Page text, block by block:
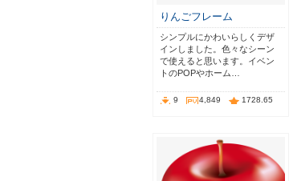
りんごフレーム
シンプルにかわいらしくデザ
インしました。色々なシーン
で使えると思います。イベン
トのPOPやホーム…
9 4,849 1728.65